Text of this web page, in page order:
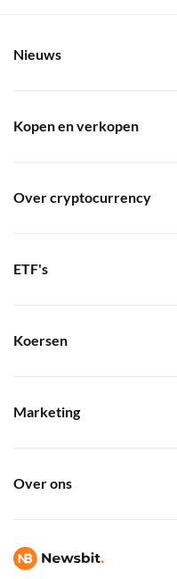
Nieuws
Kopen en verkopen
Over cryptocurrency
ETF's
Koersen
Marketing
Over ons